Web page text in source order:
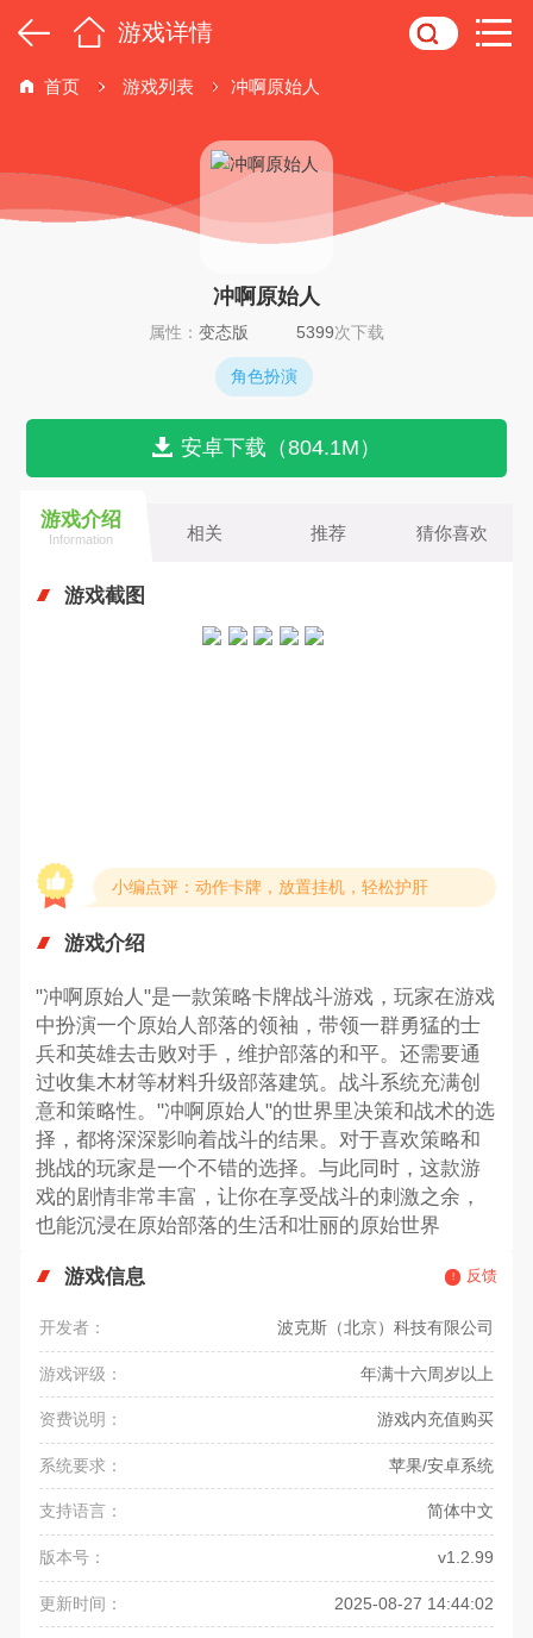
游戏详情
首页 游戏列表 冲啊原始人
冲啊原始人
属性： 变态版 5399次下载
角色扮演
安卓下载（804.1M）
游戏介绍
Information 相关 推荐 猜你喜欢
游戏截图
小编点评：动作卡牌，放置挂机，轻松护肝
游戏介绍
"冲啊原始人"是一款策略卡牌战斗游戏，玩家在游戏
中扮演一个原始人部落的领袖，带领一群勇猛的士
兵和英雄去击败对手，维护部落的和平。还需要通
过收集木材等材料升级部落建筑。战斗系统充满创
意和策略性。"冲啊原始人"的世界里决策和战术的选
择，都将深深影响着战斗的结果。对于喜欢策略和
挑战的玩家是一个不错的选择。与此同时，这款游
戏的剧情非常丰富，让你在享受战斗的刺激之余，
也能沉浸在原始部落的生活和壮丽的原始世界
游戏信息 反馈
开发者： 波克斯（北京）科技有限公司
游戏评级： 年满十六周岁以上
资费说明： 游戏内充值购买
系统要求： 苹果/安卓系统
支持语言： 简体中文
版本号： v1.2.99
更新时间： 2025-08-27 14:44:02